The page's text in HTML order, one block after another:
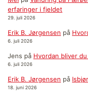
erfaringer i fjeldet
29. juli 2026
Erik B. Jørgensen på
6. juli 2026
Jens på Hvordan bliver
6. juli 2026
Erik B. Jørgensen på
18. juni 2026